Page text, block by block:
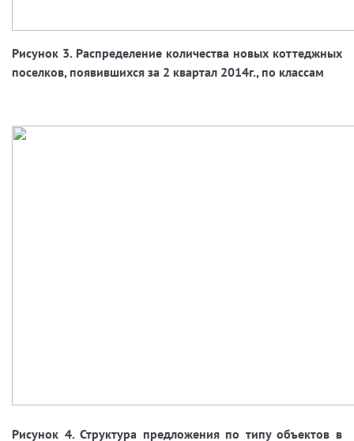
Рисунок 3. Распределение количества новых коттеджных
поселков, появившихся за 2 квартал 2014г., по классам
Рисунок 4. Структура предложения по типу объектов в